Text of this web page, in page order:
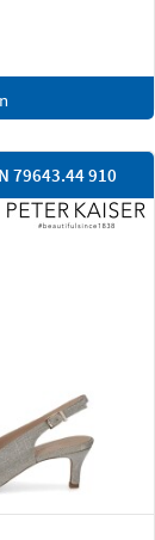
79643.44 910